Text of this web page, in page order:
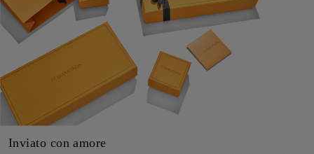
Inviato con amore